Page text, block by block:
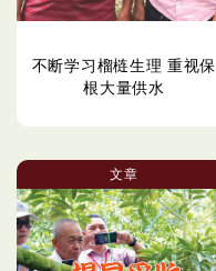
不断学习榴梿生理 重视保
根大量供水
文章